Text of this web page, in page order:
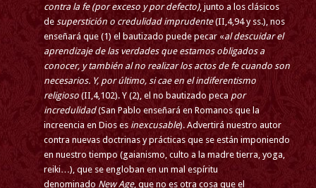
contra la fe (por exceso y por defecto), junto a los clásicos
de superstición o credulidad imprudente(II,4,94 y ss.), nos
enseñará que (1) el bautizado puede pecar «al descuidar el
aprendizaje de las verdades que estamos obligados a
conocer, y también al no realizar los actos de fe cuando son
necesarios. Y, por último, si cae en el indiferentismo
religioso(II,4,102). Y (2), el no bautizado peca por
incredulidad(San Pablo enseñará en Romanos que la
increencia en Dios es inexcusable). Advertirá nuestro autor
contra nuevas doctrinas y prácticas que se están imponiendo
en nuestro tiempo (gaianismo, culto a la madre tierra, yoga,
reiki…), que se engloban en un mal espíritu
denominado New Age, que no es otra cosa que el